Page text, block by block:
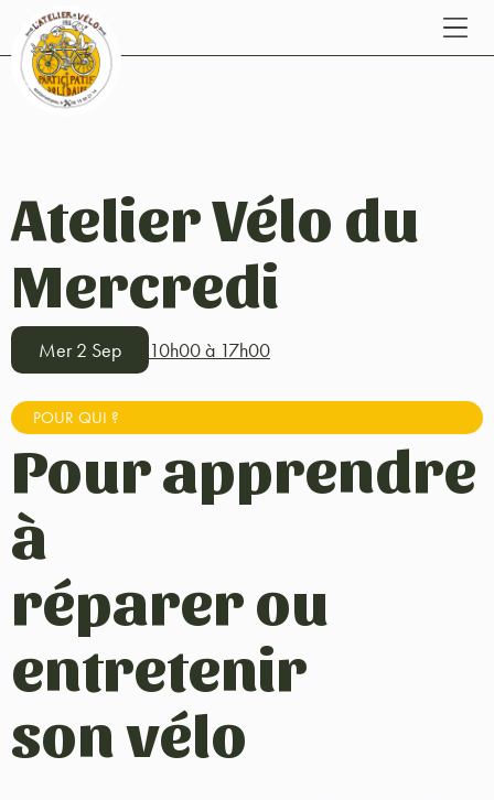
Atelier Vélo du
Mercredi
Mer 2 Sep 10h00 à 17h00
POUR QUI ?
Pour apprendre
à
réparer ou
entretenir
son vélo